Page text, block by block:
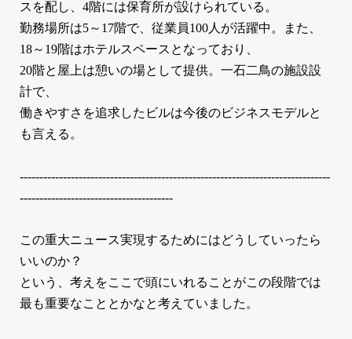
スを配し、4階には保育所が設けられている。
勤務場所は5～17階で、従業員100人が活躍中。また、
18～19階はホテルスペースとなっており、
20階と屋上は憩いの場として提供。一石二鳥の施設設
計で、
働きやすさを追求したビルは今後のビジネスモデルと
も言える。
-------------------------------------------------------------------------------
---------------------------------------
この重大ニュース実現するためにはどうしていったら
いいのか？
という、考えをここで頭にいれることがこの段階では
最も重要なこととかなと考えていました。